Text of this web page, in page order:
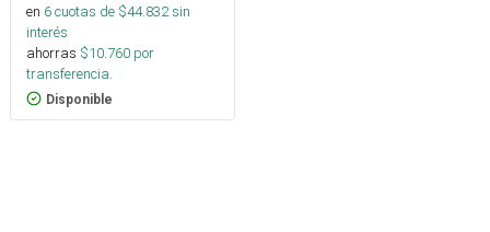
en 6cuotas de $44.832sin
interés
ahorras $10.760 por
transferencia.
Disponible